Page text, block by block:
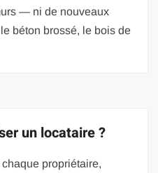
— ni de nouveaux
béton brossé, le bois de
un locataire ?
propriétaire,